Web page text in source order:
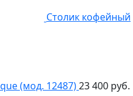
Столик кофейный
(мод. 12487)23 400 руб.